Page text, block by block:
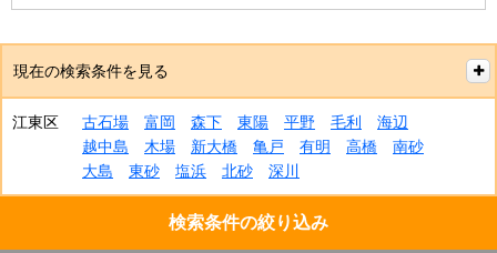
現在の検索条件を見る
江東区 古石場 富岡 森下 東陽 平野 毛利
海辺
越中島
木場 新大橋 亀戸 有明 高橋
南砂
大島
東砂 塩浜 北砂 深川
検索条件の絞り込み